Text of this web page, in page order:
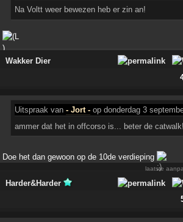
Na Voltt weer bewezen heb er zin an!
Wakker Dier
Uitspraak van- Jort - op donderdag 3
ammer dat het in offcorso is... beter de catwalk!
Doe het dan gewoon op de 10de verdieping
laatste
Harder&Harder